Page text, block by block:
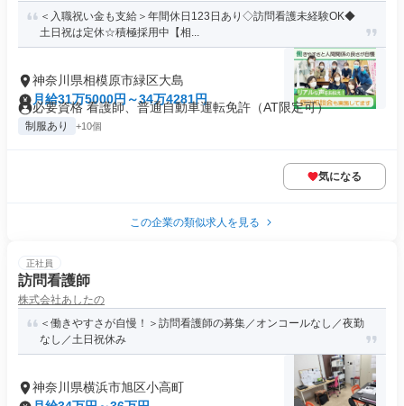
＜入職祝い金も支給＞年間休日123日あり◇訪問看護未経験OK◆
土日祝は定休☆積極採用中【相...
神奈川県相模原市緑区大島
月給31万5000円～34万4281円
必要資格 看護師、普通自動車運転免許（AT限定可）
制服あり +10個
気になる
この企業の類似求人を見る
正社員
訪問看護師
株式会社あしたの
＜働きやすさが自慢！＞訪問看護師の募集／オンコールなし／夜勤
なし／土日祝休み
神奈川県横浜市旭区小高町